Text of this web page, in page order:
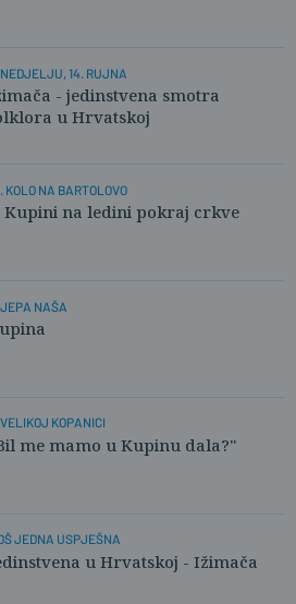
14. RUJNA
- jedinstvena smotra
u Hrvatskoj
KOLO NA BARTOLOVO
Kupini na ledini pokraj crkve
NAŠA
KOPANICI
me mamo u Kupinu dala?"
JEDNA USPJEŠNA
u Hrvatskoj - Ižimača